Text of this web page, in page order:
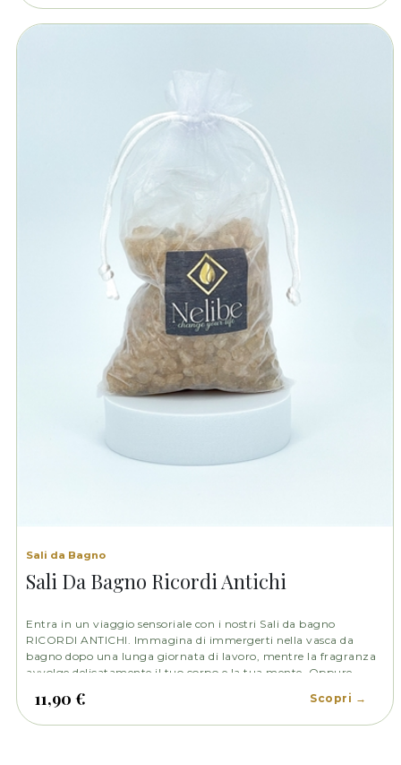
Sali da Bagno
Sali Da Bagno Ricordi Antichi
Entra in un viaggio sensoriale con i nostri Sali da bagno
RICORDI ANTICHI. Immagina di immergerti nella vasca da
bagno dopo una lunga giornata di lavoro, mentre la fragranza
avvolge delicatamente il tuo corpo e la tua mente. Oppure,
casa colonica di campagna.
11,90 € Scopri →